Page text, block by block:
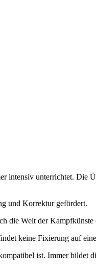
intensiv unterrichtet. Die
und Korrektur gefördert.
die Welt der
keine Fixierung auf
ist. Immer bildet